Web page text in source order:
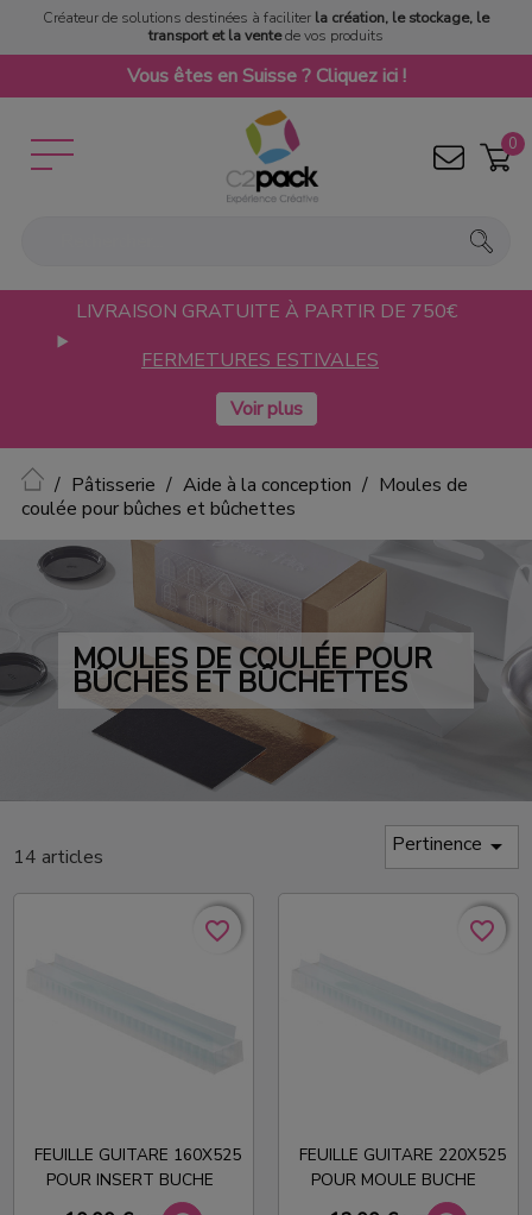
Créateur de solutions destinées à faciliter la création, le stockage, le
transport et la ventede vos produits
Vous êtes en Suisse ? Cliquez ici !
0
LIVRAISON GRATUITE À PARTIR DE 750€
FERMETURES ESTIVALES
Accueil
Pâtisserie Aide à la conception
Moules de
coulée pour bûches et bûchettes
MOULES DE COULÉE POUR
BÛCHES ET BÛCHETTES
14 articles Pertinence 
FEUILLE GUITARE 160X525
POUR INSERT BUCHE
favorite_border
favorite_border
FEUILLE GUITARE 220X525
POUR MOULE BUCHE
favorite_border
favorite_border